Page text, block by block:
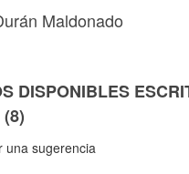
Maldonado
DISPONIBLES
una sugerencia